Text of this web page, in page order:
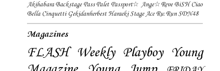
Akihabara Backstage Pass Palet Passport☆ Ange☆Reve BiSH Ciao
Bella Cinquetti Gekidanherbest Haraeki Stage Ace Ru:Run SDN48
Magazines
FLASH Weekly Playboy Young